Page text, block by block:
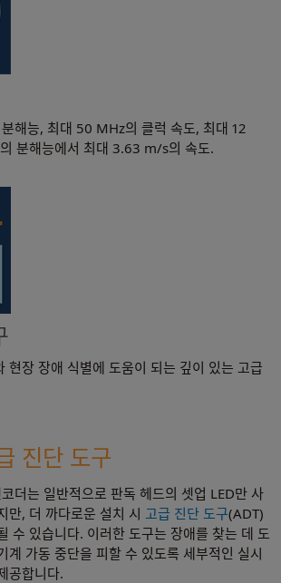
해능, 최대 50 MHz의 클럭 속도, 최대 12
분해능에서 최대 3.63 m/s의 속도.
현장 장애 식별에 도움이 되는 깊이 있는 고급
진단 도구
더는 일반적으로 판독 헤드의 셋업 LED만 사
만, 더 까다로운 설치 시 고급 진단 도구(ADT)
수 있습니다. 이러한 도구는 장애를 찾는 데 도
계 가동 중단을 피할 수 있도록 세부적인 실시
공합니다.